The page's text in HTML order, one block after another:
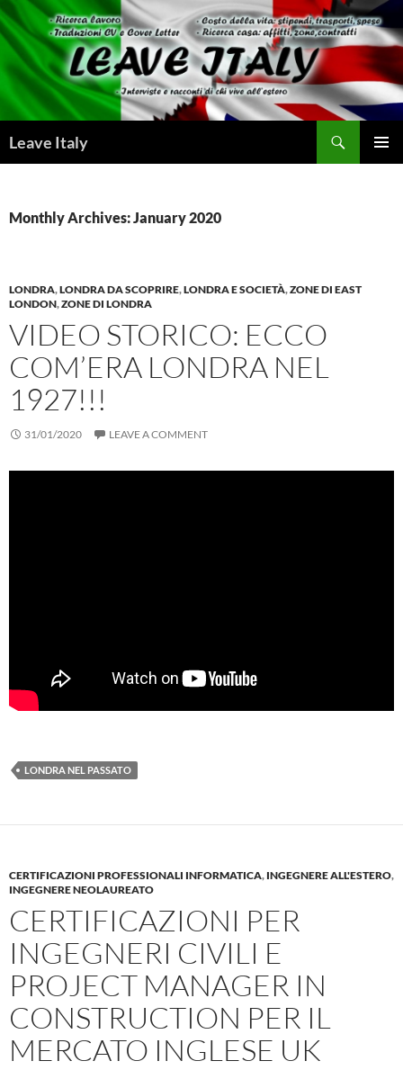
Skip
to
content
Leave Italy
Monthly Archives: January 2020
LONDRA,LONDRA DA SCOPRIRE,LONDRA E SOCIETÀ,ZONE DI EAST
LONDON,ZONE DI LONDRA
VIDEO STORICO: ECCO
COM’ERA LONDRA NEL
1927!!!
31/01/2020 LEAVE A COMMENT
LONDRA NEL PASSATO
CERTIFICAZIONI PROFESSIONALI INFORMATICA, INGEGNERE ALL'ESTERO,
INGEGNERE NEOLAUREATO
CERTIFICAZIONI PER
INGEGNERI CIVILI E
PROJECT MANAGER IN
CONSTRUCTION PER IL
MERCATO INGLESE UK